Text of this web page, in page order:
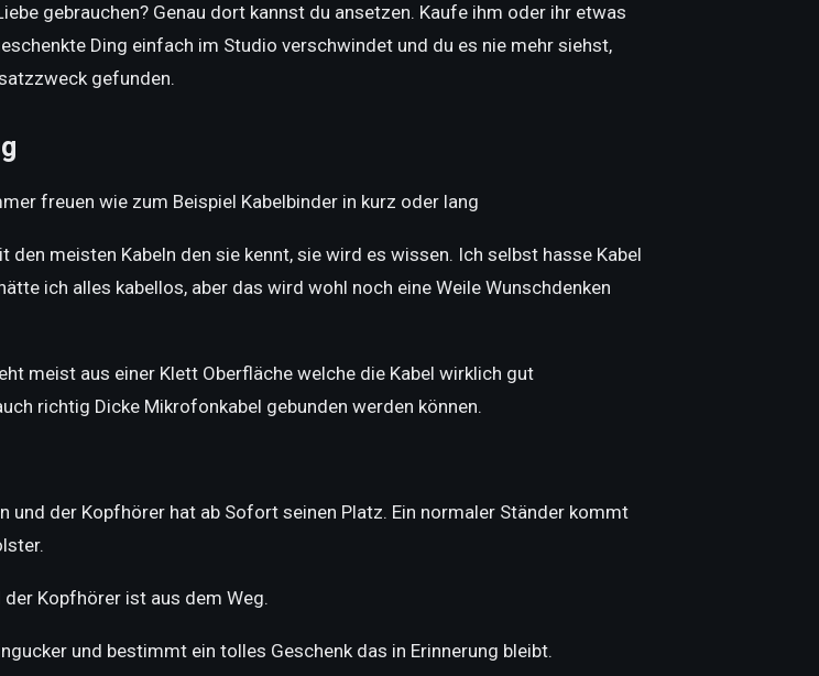
gebrauchen? Genau dort kannst du ansetzen. Kaufe ihm oder ihr etwas
Ding einfach im Studio verschwindet und du es nie mehr siehst,
gefunden.
freuen wie zum Beispiel Kabelbinder in kurz oder lang
meisten Kabeln den sie kennt, sie wird es wissen. Ich selbst hasse Kabel
ich alles kabellos, aber das wird wohl noch eine Weile Wunschdenken
meist aus einer Klett Oberfläche welche die Kabel wirklich gut
richtig Dicke Mikrofonkabel gebunden werden können.
und der Kopfhörer hat ab Sofort seinen Platz. Ein normaler Ständer kommt
Kopfhörer ist aus dem Weg.
und bestimmt ein tolles Geschenk das in Erinnerung bleibt.